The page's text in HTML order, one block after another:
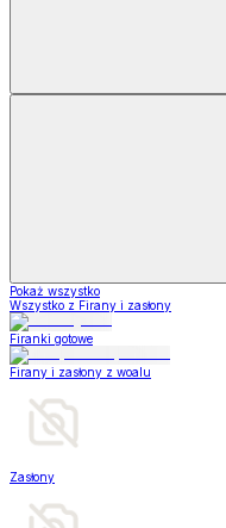
Pokaż wszystko
Wszystko z Firany i zasłony
Firanki gotowe
Firany i zasłony z woalu
Zasłony